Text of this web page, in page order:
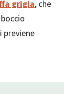
grigia, che
previene